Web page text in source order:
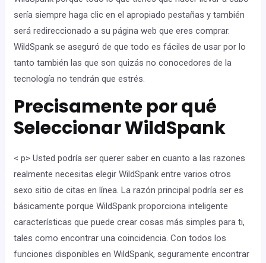
sería siempre haga clic en el apropiado pestañas y también
será redireccionado a su página web que eres comprar.
WildSpank se aseguró de que todo es fáciles de usar por lo
tanto también las que son quizás no conocedores de la
tecnología no tendrán que estrés.
Precisamente por qué
Seleccionar WildSpank
< p> Usted podría ser querer saber en cuanto a las razones
realmente necesitas elegir WildSpank entre varios otros
sexo sitio de citas en línea. La razón principal podría ser es
básicamente porque WildSpank proporciona inteligente
características que puede crear cosas más simples para ti,
tales como encontrar una coincidencia. Con todos los
funciones disponibles en WildSpank, seguramente encontrar